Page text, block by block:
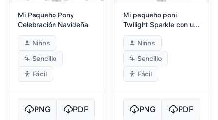
Mi Pequeño Pony
Celebración Navideña
Niños
Sencillo
Fácil
PNG PDF
Mi pequeño poni
Twilight Sparkle con un
libro
Niños
Sencillo
Fácil
PNG PDF